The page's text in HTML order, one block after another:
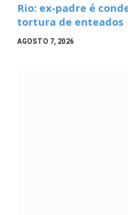
Rio: ex-padre é
tortura de enteados
AGOSTO 7, 2026